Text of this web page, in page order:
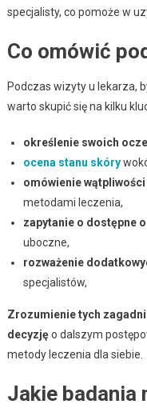
specjalisty, co pomoże w
Co omówić
Podczas wizyty u lekarza,
warto skupić się na kilku
określenie swoich
ocena stanu skóry
omówienie wątpliwości
metodami leczenia,
zapytanie o dostępne
uboczne,
rozważenie
specjalistów,
Zrozumienie tych
decyzjęo dalszym
metody leczenia dla siebie.
Jakie badania